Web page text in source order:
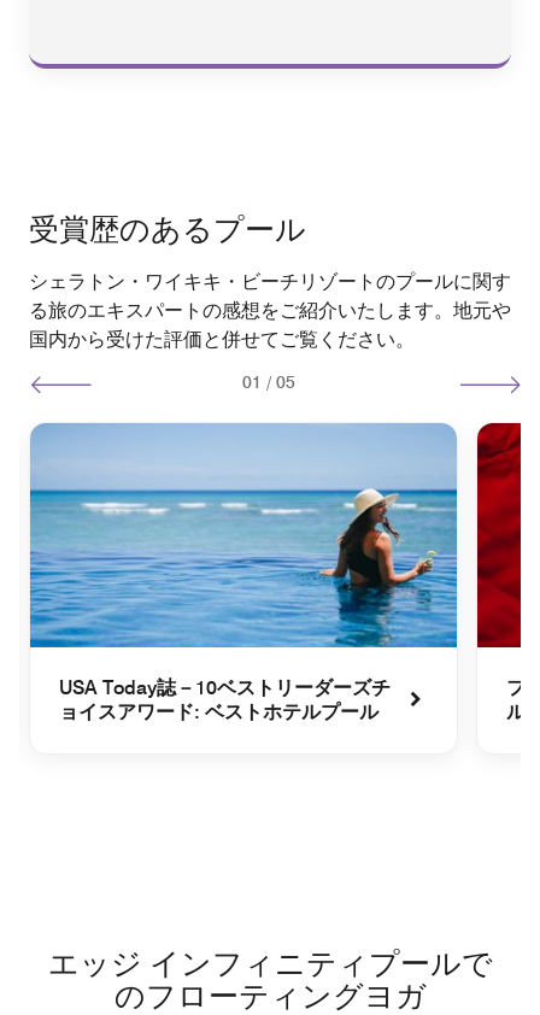
受賞歴のあるプール
シェラトン・ワイキキ・ビーチリゾートのプールに関す
る旅のエキスパートの感想をご紹介いたします。地元や
国内から受けた評価と併せてご覧ください。
01 / 05
USA Today誌－10ベストリーダーズチ
ョイスアワード: ベストホテルプール
フ
ル
エッジ インフィニティプールで
のフローティングヨガ